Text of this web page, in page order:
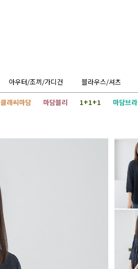
아우터/조끼/가디건 블라우스/셔츠
클래씨마담 마담블리 1+1+1 마담브라